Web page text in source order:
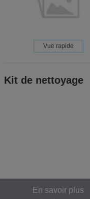
Vue rapide
Kit de nettoyage
En savoir plus